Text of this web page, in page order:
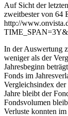
Auf Sicht der
zweitbester von 64
http://
In der Auswertung
weniger als der
Jahresbeginn
Fonds im
Vergleichsindex
Jahre bleibt der
Fondsvolumen
Verluste konnten